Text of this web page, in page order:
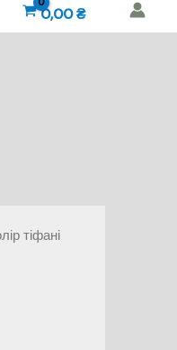
0,00₴
тіфані